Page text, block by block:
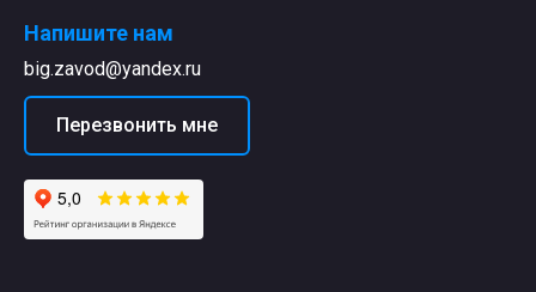
Напишите нам
big.zavod@yandex.ru
Перезвонить мне